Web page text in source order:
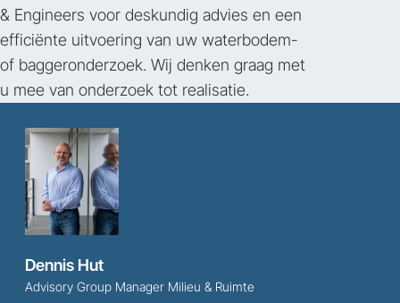
& Engineers voor deskundig advies en een
efficiënte uitvoering van uw waterbodem-
of baggeronderzoek. Wij denken graag met
u mee van onderzoek tot realisatie.
Dennis Hut
Advisory Group Manager Milieu & Ruimte